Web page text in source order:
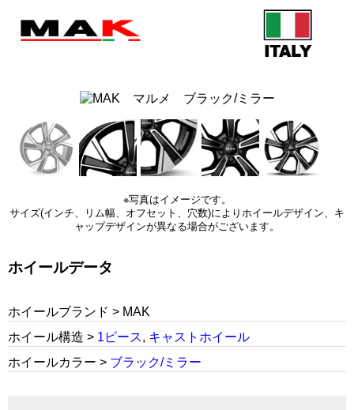
※写真はイメージです。
サイズ(インチ、リム幅、オフセット、穴数)によりホイールデザイン、キ
ャップデザインが異なる場合がございます。
ホイールデータ
ホイールブランド > MAK
ホイール構造 > 1ピース, キャストホイール
ホイールカラー > ブラック/ミラー